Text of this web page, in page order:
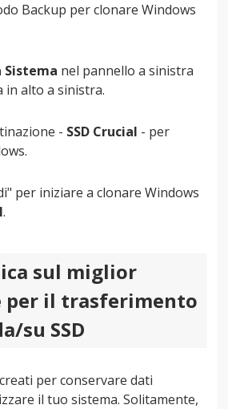
Backup per clonare Windows
Sistema nel pannello a sinistra
in alto a sinistra.
- SSD Crucial - per
per iniziare a clonare Windows
.
sul miglior
per il trasferimento
su SSD
per conservare dati
il tuo sistema. Solitamente,